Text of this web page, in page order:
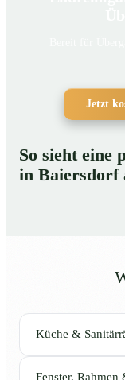
Jetzt
So sieht eine
in Baiersdorf
Küche &
Fenster, Rahmen